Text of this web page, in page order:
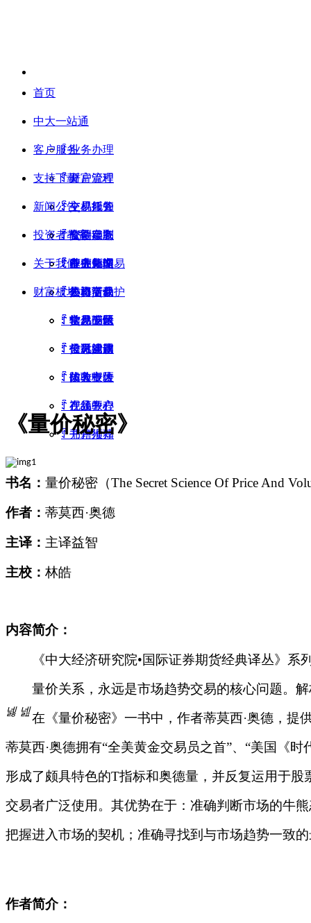
首页
中大一站通
ꄷ 业务办理
ꄷ 财富管理
ꄷ 交易服务
ꄷ 交割服务
ꄷ 中大策略
客户服务
ꄷ 开户流程
ꄷ 交易须知
ꄷ 资金存取
ꄷ 业务办理
ꄷ 表格下载
ꄷ 常见问题
ꄷ 投诉建议
ꄷ 体验专区
ꄷ 在线开户
ꄷ 开户须知
支持下载
ꄷ 主机托管
ꄷ 软件定制
ꄷ 程序化交易
ꄷ 仿真交易
ꄷ 软件下载
ꄷ 常见问题
新闻公告
ꄷ 公司动态
ꄷ 行业新闻
ꄷ 热门活动
投资者教育
ꄷ 基础知识
ꄷ 投资者保护
ꄷ 学习感悟
ꄷ 投教活动
ꄷ 防非宣传
ꄷ 视频教程
ꄷ 书籍推荐
关于我们
ꄷ 公司简介
ꄷ 信息公示
ꄷ 公司党建
ꄷ 加入中大
财富板块
ꄷ 交易专区
ꄷ 信息披露
ꄷ 投教板块
ꄷ 产品中心
넳 넲
《量价秘密》
书名： 量价秘密 （The Secret Science Of Price And
作者： 蒂莫西·奥德
主译： 主译益智
主校： 林皓
内容简介：
《中大经济研究院•国际证券期货经典译丛》系
量价关系，永远是市场趋势交易的核心问题。解
在《量价秘密》一书中，作者蒂莫西·奥德，提
蒂莫西·奥德拥有“全美黄金交易员之首”、 “美国《时
形成了颇具特色的T指标和奥德量，并反复运用于股
交易者广泛使用。其优势在于：准确判断市场的牛
把握进入市场的契机；准确寻找到与市场趋势一致
作者简介：